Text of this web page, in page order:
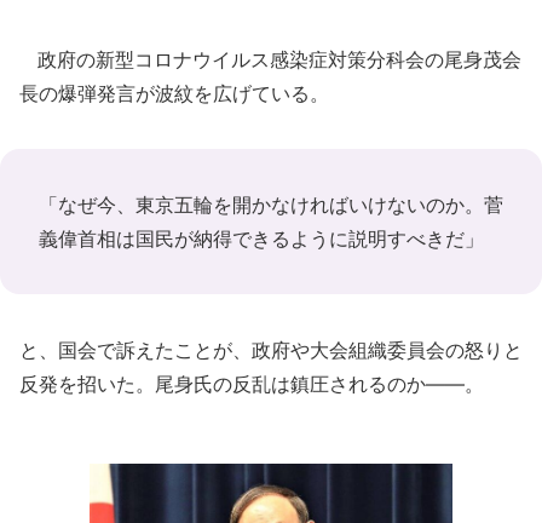
政府の新型コロナウイルス感染症対策分科会の尾身茂会
長の爆弾発言が波紋を広げている。
「なぜ今、東京五輪を開かなければいけないのか。菅
義偉首相は国民が納得できるように説明すべきだ」
と、国会で訴えたことが、政府や大会組織委員会の怒りと
反発を招いた。尾身氏の反乱は鎮圧されるのか――。